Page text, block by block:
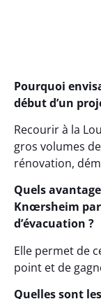
Pourquoi
début d’un
Recourir à la
gros volumes
rénovation,
Quels
Knœrsheim
d’évacuation ?
Elle permet de
point et de
Quelles sont